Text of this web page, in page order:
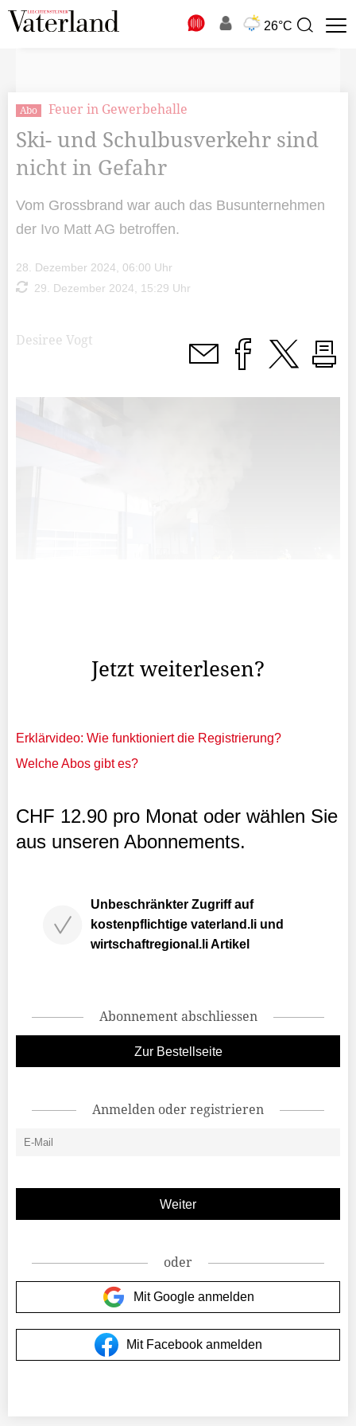
26°C
Suchbegriff
Abo Feuer in Gewerbehalle
Ski- und Schulbusverkehr sind
nicht in Gefahr
Vom Grossbrand war auch das Busunternehmen
der Ivo Matt AG betroffen.
28. Dezember 2024, 06:00 Uhr
29. Dezember 2024, 15:29 Uhr
Desiree Vogt
Jetzt weiterlesen?
Erklärvideo: Wie funktioniert die Registrierung?
Welche Abos gibt es?
CHF 12.90 pro Monat oder wählen Sie
aus unseren Abonnements.
Unbeschränkter Zugriff auf
kostenpflichtige vaterland.li und
wirtschaftregional.li Artikel
Abonnement abschliessen
Zur Bestellseite
Anmelden oder registrieren
oder
Mit Google anmelden
Mit Facebook anmelden